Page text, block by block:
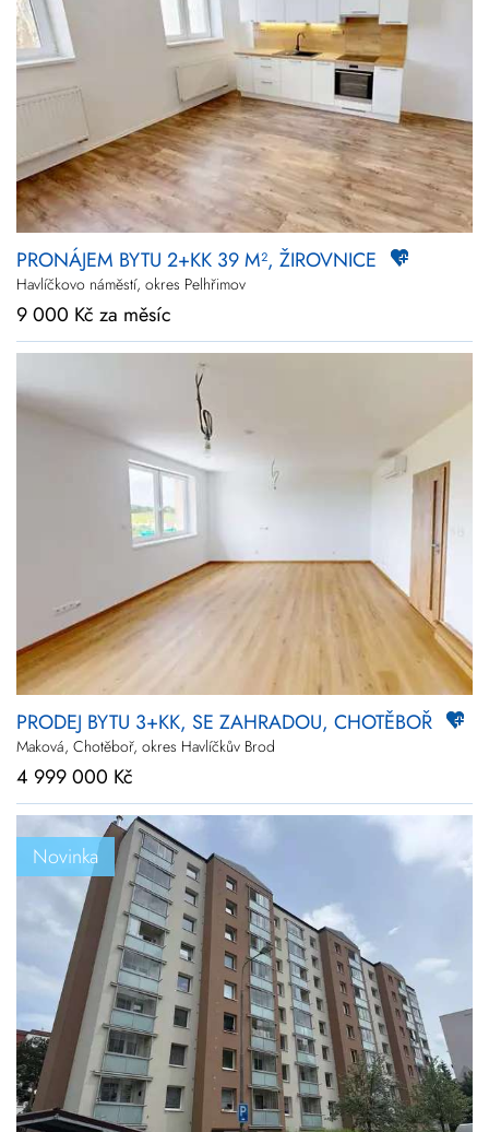
PRONÁJEM BYTU 2+KK 39 M², ŽIROVNICE
Havlíčkovo náměstí, okres Pelhřimov
9 000 Kč za měsíc
PRODEJ BYTU 3+KK, SE ZAHRADOU, CHOTĚBOŘ
Maková, Chotěboř, okres Havlíčkův Brod
4 999 000 Kč
Novinka